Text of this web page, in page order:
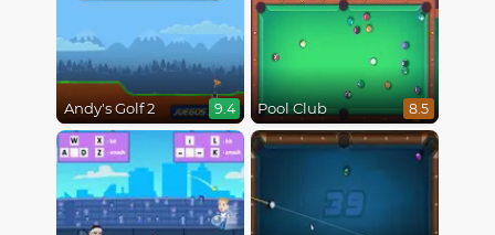
Andy's Golf 2 9.4 Pool Club 8.5